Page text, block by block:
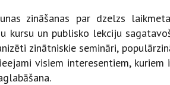
zināšanas par dzelzs
kursu un publisko lekciju
zinātniskie semināri,
visiem interesentiem,